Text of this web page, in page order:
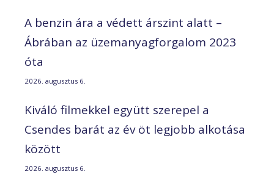
A benzin ára a védett árszint alatt –
Ábrában az üzemanyagforgalom 2023
óta
2026. augusztus 6.
Kiváló filmekkel együtt szerepel a
Csendes barát az év öt legjobb alkotása
között
2026. augusztus 6.